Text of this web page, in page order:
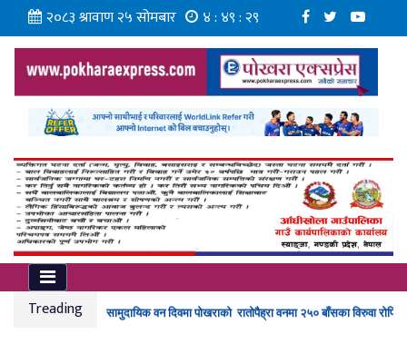
२०८३ श्रावाण २५ सोमबार ४ : ४९ : ३०
Treading
पोउवा संघको सचिवालय अगाडि बन्यो चौतारो,रोपियो नारेश्वर
सामुदायिक वन दिवमा पोखराको रातोपैह्रा वनमा २५० बाँसका विरुवा रोपियो